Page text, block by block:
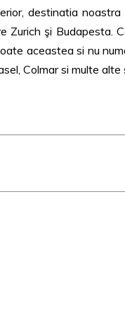
destinatia
Zurich şi Budapesta.
aceastea si nu
Colmar si multe alte